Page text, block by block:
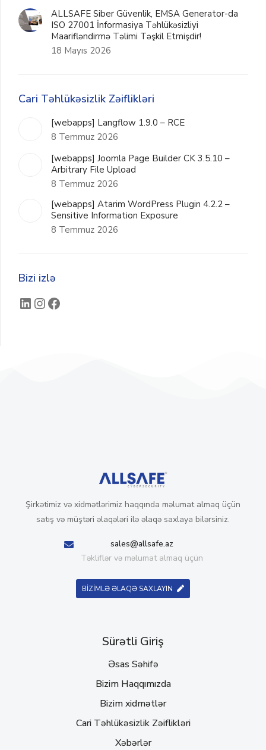
ALLSAFE Siber Güvenlik, EMSA Generator-da
ISO 27001 İnformasiya Təhlükəsizliyi
Maarifləndirmə Təlimi Təşkil Etmişdir!
18 Mayıs 2026
Cari Təhlükəsizlik Zəiflikləri
[webapps] Langflow 1.9.0 – RCE
8 Temmuz 2026
[webapps] Joomla Page Builder CK 3.5.10 –
Arbitrary File Upload
8 Temmuz 2026
[webapps] Atarim WordPress Plugin 4.2.2 –
Sensitive Information Exposure
8 Temmuz 2026
Bizi izlə
Şirkətimiz və xidmətlərimiz haqqında məlumat almaq üçün
satış və müştəri əlaqələri ilə əlaqə saxlaya bilərsiniz.
sales@allsafe.az
Təkliflər və məlumat almaq üçün
BİZİMLƏ ƏLAQƏ SAXLAYIN
Sürətli Giriş
Əsas Səhifə
Bizim Haqqımızda
Bizim xidmətlər
Cari Təhlükəsizlik Zəiflikləri
Xəbərlər